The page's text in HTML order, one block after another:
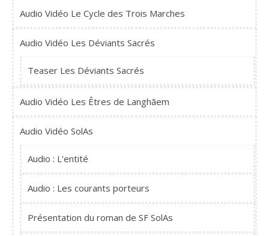
Audio Vidéo Le Cycle des Trois Marches
Audio Vidéo Les Déviants Sacrés
Teaser Les Déviants Sacrés
Audio Vidéo Les Êtres de Langhãem
Audio Vidéo SolAs
Audio : L'entité
Audio : Les courants porteurs
Présentation du roman de SF SolAs